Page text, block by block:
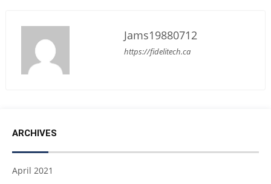
Jams19880712
https://fidelitech.ca
ARCHIVES
April 2021